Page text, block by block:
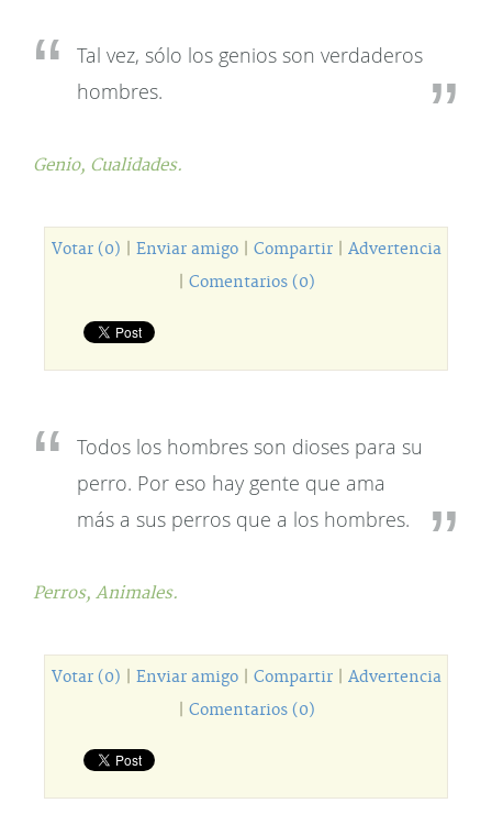
Tal vez, sólo los genios son verdaderos
hombres.
Genio, Cualidades.
Votar (0) Enviar amigo| Compartir| Advertencia
Comentarios (0)
Todos los hombres son dioses para su
perro. Por eso hay gente que ama
más a sus perros que a los hombres.
Perros, Animales.
Votar (0) Enviar amigo| Compartir| Advertencia
Comentarios (0)